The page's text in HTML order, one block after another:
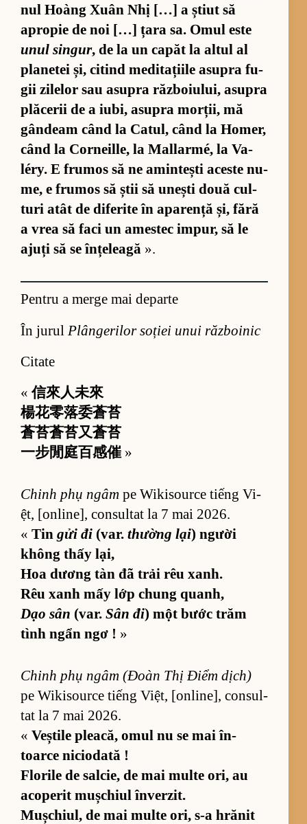
nul Hoàng Xuân Nhị […] a știut să
apro­pie de noi […] țara sa. Omul este
unul sin­gur, de la un ca­păt la al­tul al
pla­ne­tei și, ci­tind me­di­ta­ți­ile asu­pra fu­
gii zi­le­lor sau asu­pra răz­bo­i­u­lui, asu­pra
plă­ce­rii de a iu­bi, asu­pra mor­ții, mă
gân­deam când la Ca­tul, când la Ho­mer,
când la Cor­ne­il­le, la Mal­lar­mé, la Va­
léry. E fru­mos să ne amin­tești aceste nu­
me, e fru­mos să știi să unești două cul­
turi atât de di­fe­rite în apa­rență și, fără
a vrea să faci un ames­tec im­pur, să le
ajuți să se în­țe­leagă ».
Pentru a merge mai departe
În jurul Plângerilor soției unui războinic
Citate
«信來人未來
楊花零落委蒼苔
蒼苔蒼苔又蒼苔
一步閒庭百感催 »
Chinh phụ ngâm pe Wi­ki­so­urce ti­ếng Vi­
ệt, [on­li­ne], con­sul­tat la 7 mai 2026.
« Tin gửi đi (var. thường lại) người
không thấy lại,
Hoa dương tàn đã trải rêu xanh.
Rêu xanh mấy lớp chung quanh,
Dạo sân (var. Sân đi) một bước trăm
tình ngẩn ngơ ! »
Chinh phụ ngâm (Đoàn Thị Điểm dịch)
pe Wi­ki­so­urce ti­ếng Vi­ệt, [on­li­ne], con­sul­
tat la 7 mai 2026.
« Veș­tile plea­că, omul nu se mai în­
toarce nici­o­dată !
Flo­rile de sal­cie, de mai multe ori, au
aco­pe­rit mu­ș­chiul în­ver­zit.
Mu­ș­chiul, de mai multe ori, s-a hră­nit